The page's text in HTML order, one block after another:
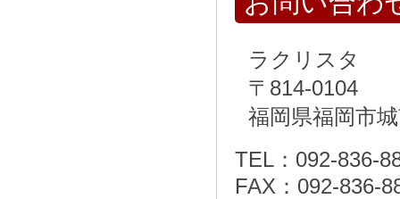
ラクリスタ
〒814-0104
福岡県福岡市
TEL：092-836-
FAX：092-836-